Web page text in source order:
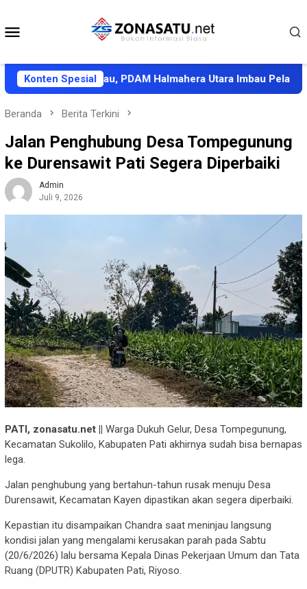
konten
Konten Spesial
Kemarau, PDAM Halmahera Utara Imbau Pelanggan
Beranda Berita Terkini
Jalan Penghubung Desa Tompegunung
ke Durensawit Pati Segera Diperbaiki
Admin
Juli 9, 2026
PATI, zonasatu.net || Warga Dukuh Gelur, Desa Tompegunung,
Kecamatan Sukolilo, Kabupaten Pati akhirnya sudah bisa bernapas
lega.
Jalan penghubung yang bertahun-tahun rusak menuju Desa
Durensawit, Kecamatan Kayen dipastikan akan segera diperbaiki.
Kepastian itu disampaikan Chandra saat meninjau langsung
kondisi jalan yang mengalami kerusakan parah pada Sabtu
(20/6/2026) lalu bersama Kepala Dinas Pekerjaan Umum dan Tata
Ruang (DPUTR) Kabupaten Pati, Riyoso.